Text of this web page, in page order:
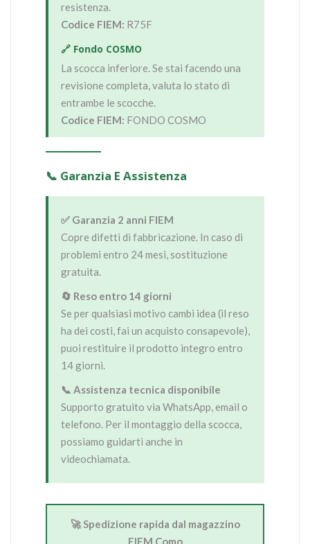
resistenza.
Codice FIEM: R75F
🔗 Fondo COSMO
La scocca inferiore. Se stai facendo una
revisione completa, valuta lo stato di
entrambe le scocche.
Codice FIEM: FONDO COSMO
📞 Garanzia E Assistenza
✅ Garanzia 2 anni FIEM
Copre difetti di fabbricazione. In caso di
problemi entro 24 mesi, sostituzione
gratuita.
🔄 Reso entro 14 giorni
Se per qualsiasi motivo cambi idea (il reso
ha dei costi, fai un acquisto consapevole),
puoi restituire il prodotto integro entro
14 giorni.
📞 Assistenza tecnica disponibile
Supporto gratuito via WhatsApp, email o
telefono. Per il montaggio della scocca,
possiamo guidarti anche in
videochiamata.
🚀 Spedizione rapida dal magazzino